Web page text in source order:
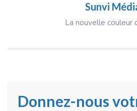
Sunvi
La nouvelle couleur
Donnez-nous